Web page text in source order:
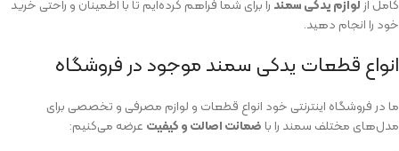
کامل از لوازم یدکی سمند را برای شما فراهم کرده‌ایم تا با اطمینان و راحتی خرید
خود را انجام دهید.
انواع قطعات یدکی سمند موجود در فروشگاه
ما در فروشگاه اینترنتی خود انواع قطعات و لوازم مصرفی و تخصصی برای
مدل‌های مختلف سمند را با ضمانت اصالت و کیفیت عرضه می‌کنیم: